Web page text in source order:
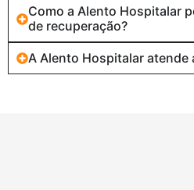
Como a Alento Hospitalar
de recuperação?
A Alento Hospitalar atende